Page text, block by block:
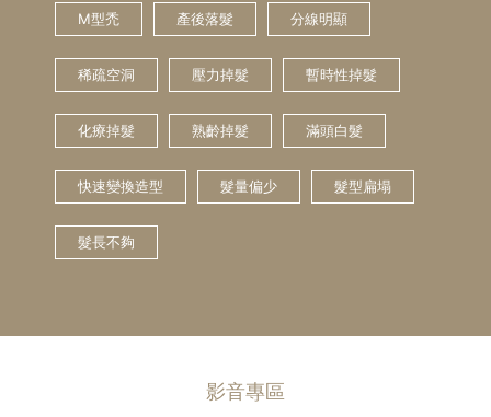
M型禿 產後落髮 分線明顯
稀疏空洞 壓力掉髮 暫時性掉髮
化療掉髮 熟齡掉髮 滿頭白髮
快速變換造型 髮量偏少 髮型扁塌
髮長不夠
影音專區